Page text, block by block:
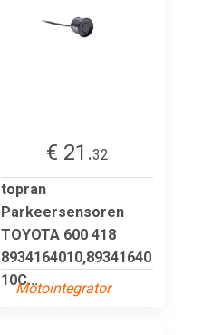
€ 21.32
topran
Parkeersensoren
TOYOTA 600 418
8934164010,89341640
10C...
Motointegrator